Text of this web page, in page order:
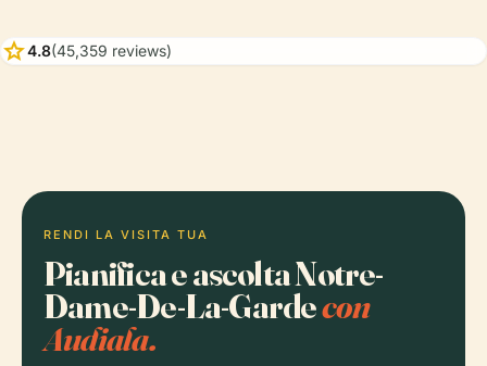
star4.8(45,359 reviews)
RENDI LA VISITA TUA
Pianifica e ascolta Notre-
Dame-De-La-Gardecon
Audiala.